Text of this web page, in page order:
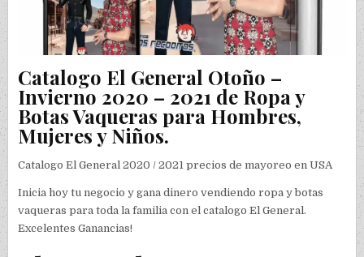
Catalogo El General Otoño –
Invierno 2020 – 2021 de Ropa y
Botas Vaqueras para Hombres,
Mujeres y Niños.
Catalogo El General 2020 / 2021 precios de mayoreo en USA
Inicia hoy tu negocio y gana dinero vendiendo ropa y botas
vaqueras para toda la familia con el catalogo El General.
Excelentes Ganancias!